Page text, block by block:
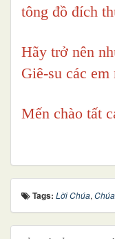
tông đồ đích
Hãy trở nên
Giê-su các em
Mến chào tất
Tags: Lời Chúa,